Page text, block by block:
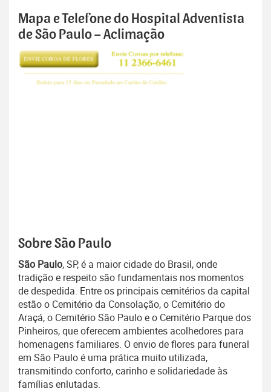
Mapa e Telefone do Hospital Adventista
de São Paulo – Aclimação
Sobre São Paulo
São Paulo, SP, é a maior cidade do Brasil, onde
tradição e respeito são fundamentais nos momentos
de despedida. Entre os principais cemitérios da capital
estão o Cemitério da Consolação, o Cemitério do
Araçá, o Cemitério São Paulo e o Cemitério Parque dos
Pinheiros, que oferecem ambientes acolhedores para
homenagens familiares. O envio de flores para funeral
em São Paulo é uma prática muito utilizada,
transmitindo conforto, carinho e solidariedade às
famílias enlutadas.